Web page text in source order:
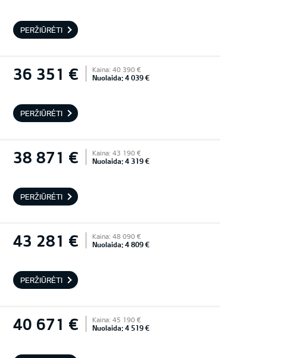
PERŽIŪRĖTI
36 351 € Kaina: 40 390 €
Nuolaida: 4 039 €
PERŽIŪRĖTI
38 871 € Kaina: 43 190 €
Nuolaida: 4 319 €
PERŽIŪRĖTI
43 281 € Kaina: 48 090 €
Nuolaida: 4 809 €
PERŽIŪRĖTI
40 671 € Kaina: 45 190 €
Nuolaida: 4 519 €